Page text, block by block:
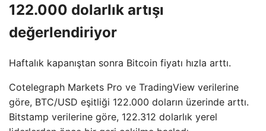
122.000 dolarlık artışı
değerlendiriyor
Haftalık kapanıştan sonra Bitcoin fiyatı hızla arttı.
Cotelegraph Markets Pro ve TradingView verilerine
göre, BTC/USD eşitliği 122.000 doların üzerinde arttı.
Bitstamp verilerine göre, 122.312 dolarlık yerel